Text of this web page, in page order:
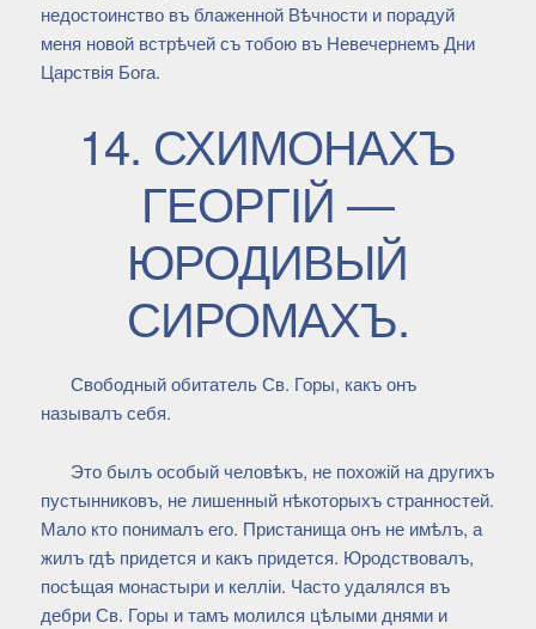
недостоинство въ блаженной Вѣчности и порадуй
меня новой встрѣчей съ тобою въ Невечернемъ Дни
Царствія Бога.
14. СХИМОНАХЪ
ГЕОРГІЙ —
ЮРОДИВЫЙ
СИРОМАХЪ.
Свободный обитатель Св. Горы, какъ онъ
называлъ себя.
Это былъ особый человѣкъ, не похожій на другихъ
пустынниковъ, не лишенный нѣкоторыхъ странностей.
Мало кто понималъ его. Пристанища онъ не имѣлъ, а
жилъ гдѣ придется и какъ придется. Юродствовалъ,
посѣщая монастыри и келліи. Часто удалялся въ
дебри Св. Горы и тамъ молился цѣлыми днями и